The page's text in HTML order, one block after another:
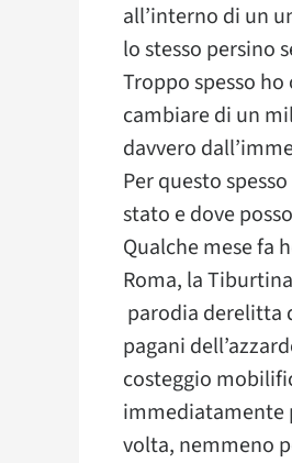
all’interno di un
lo stesso persino
Troppo spesso
cambiare di un
davvero
Per questo
stato e dove
Qualche mese fa
Roma, la
parodia derelitta
pagani
costeggio
immediatamente
volta, nemmeno